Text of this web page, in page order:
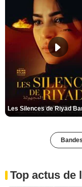
Top actus de